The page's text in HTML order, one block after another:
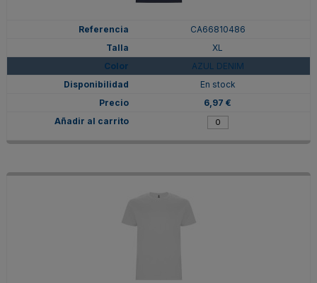
CA66810486
XL
AZUL DENIM
En stock
6,97 €